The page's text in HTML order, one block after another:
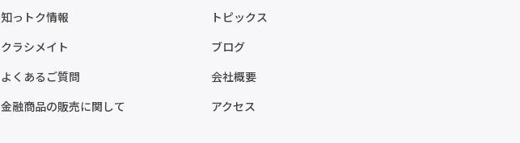
知っトク情報
クラシメイト
よくあるご質問
金融商品の販売に関して
トピックス
ブログ
会社概要
アクセス